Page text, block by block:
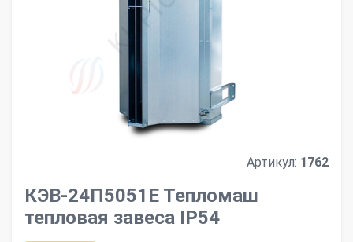
Артикул: 1762
КЭВ-24П5051Е Тепломаш
тепловая завеса IP54